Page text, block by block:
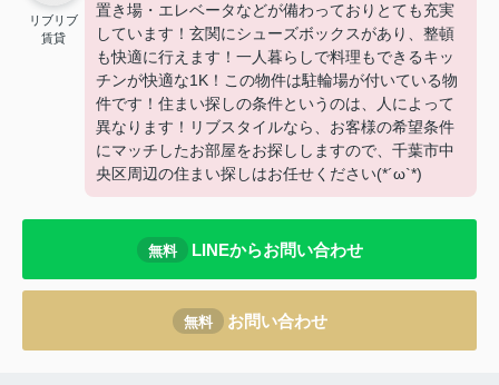
リブリブ
賃貸
置き場・エレベータなどが備わっておりとても充実
しています！玄関にシューズボックスがあり、整頓
も快適に行えます！一人暮らしで料理もできるキッ
チンが快適な1K！この物件は駐輪場が付いている物
件です！住まい探しの条件というのは、人によって
異なります！リブスタイルなら、お客様の希望条件
にマッチしたお部屋をお探ししますので、千葉市中
央区周辺の住まい探しはお任せください(*´ω`*)
無料 LINEからお問い合わせ
無料 お問い合わせ